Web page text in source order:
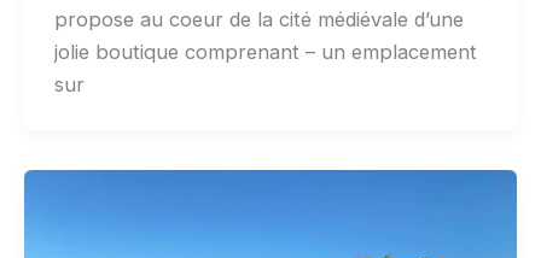
propose au coeur de la cité médiévale d’une
jolie boutique comprenant – un emplacement
sur